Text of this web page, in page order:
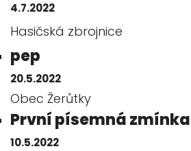
4.7.2022
Hasičská zbrojnice
pep
20.5.2022
Obec Žerůtky
První písemná zmínka
10.5.2022